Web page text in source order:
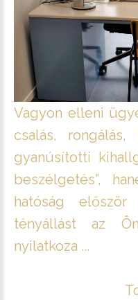
Vagyon elleni
csalás,
gyanúsítotti
beszélgetés”,
hatóság
tényállást az
nyilatkoza ...